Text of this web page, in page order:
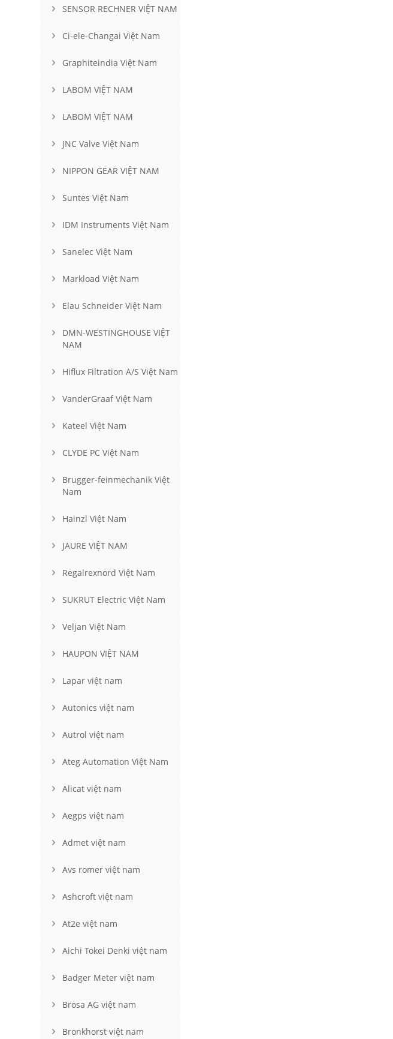
SENSOR RECHNER VIỆT NAM
Ci-ele-Changai Việt Nam
Graphiteindia Việt Nam
LABOM VIỆT NAM
LABOM VIỆT NAM
JNC Valve Việt Nam
NIPPON GEAR VIỆT NAM
Suntes Việt Nam
IDM Instruments Việt Nam
Sanelec Việt Nam
Markload Việt Nam
Elau Schneider Việt Nam
DMN-WESTINGHOUSE VIỆT
NAM
Hiflux Filtration A/S Việt Nam
VanderGraaf Việt Nam
Kateel Việt Nam
CLYDE PC Việt Nam
Brugger-feinmechanik Việt
Nam
Hainzl Việt Nam
JAURE VIỆT NAM
Regalrexnord Việt Nam
SUKRUT Electric Việt Nam
Veljan Việt Nam
HAUPON VIỆT NAM
Lapar việt nam
Autonics việt nam
Autrol việt nam
Ateg Automation Việt Nam
Alicat việt nam
Aegps việt nam
Admet việt nam
Avs romer việt nam
Ashcroft việt nam
At2e việt nam
Aichi Tokei Denki việt nam
Badger Meter việt nam
Brosa AG việt nam
Bronkhorst việt nam